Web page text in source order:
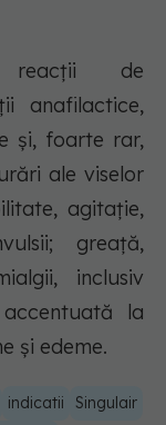
reacții de
anafilactice,
și, foarte rar,
ale viselor
agitație,
greață,
inclusiv
la
și edeme.
indicatii
Singulair